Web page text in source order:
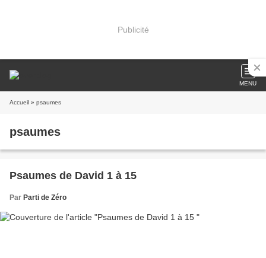
Publicité
MENU
Accueil » psaumes
psaumes
Psaumes de David 1 à 15
Par Parti de Zéro